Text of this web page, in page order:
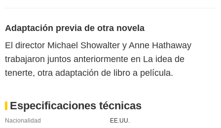
Adaptación previa de otra novela
El director Michael Showalter y Anne Hathaway
trabajaron juntos anteriormente en La idea de
tenerte, otra adaptación de libro a película.
Especificaciones técnicas
Nacionalidad
EE.UU.